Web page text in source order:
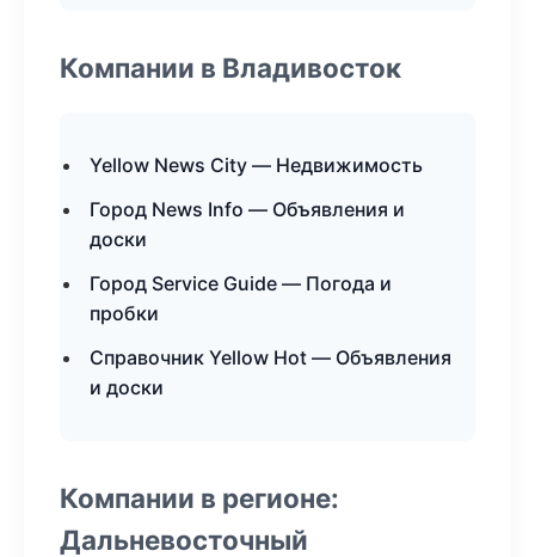
Компании в Владивосток
Yellow News City — Недвижимость
Город News Info — Объявления и
доски
Город Service Guide — Погода и
пробки
Справочник Yellow Hot — Объявления
и доски
Компании в регионе:
Дальневосточный